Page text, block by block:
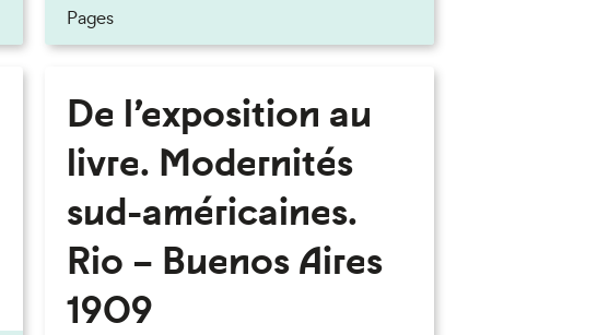
Pages
De l’exposition au
livre. Modernités
sud-américaines.
Rio – Buenos Aires
1909